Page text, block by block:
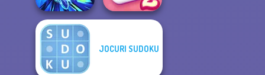
Maze Speedrun
Solitaire
JOCURI SUDOKU